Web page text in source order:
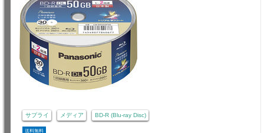
サプライ メディア BD-R (Blu-ray Disc)
送料無料